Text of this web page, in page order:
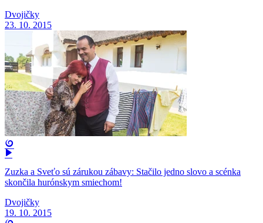
Dvojičky
23. 10. 2015
Zuzka a Sveťo sú zárukou zábavy: Stačilo jedno slovo a scénka
skončila hurónskym smiechom!
Dvojičky
19. 10. 2015